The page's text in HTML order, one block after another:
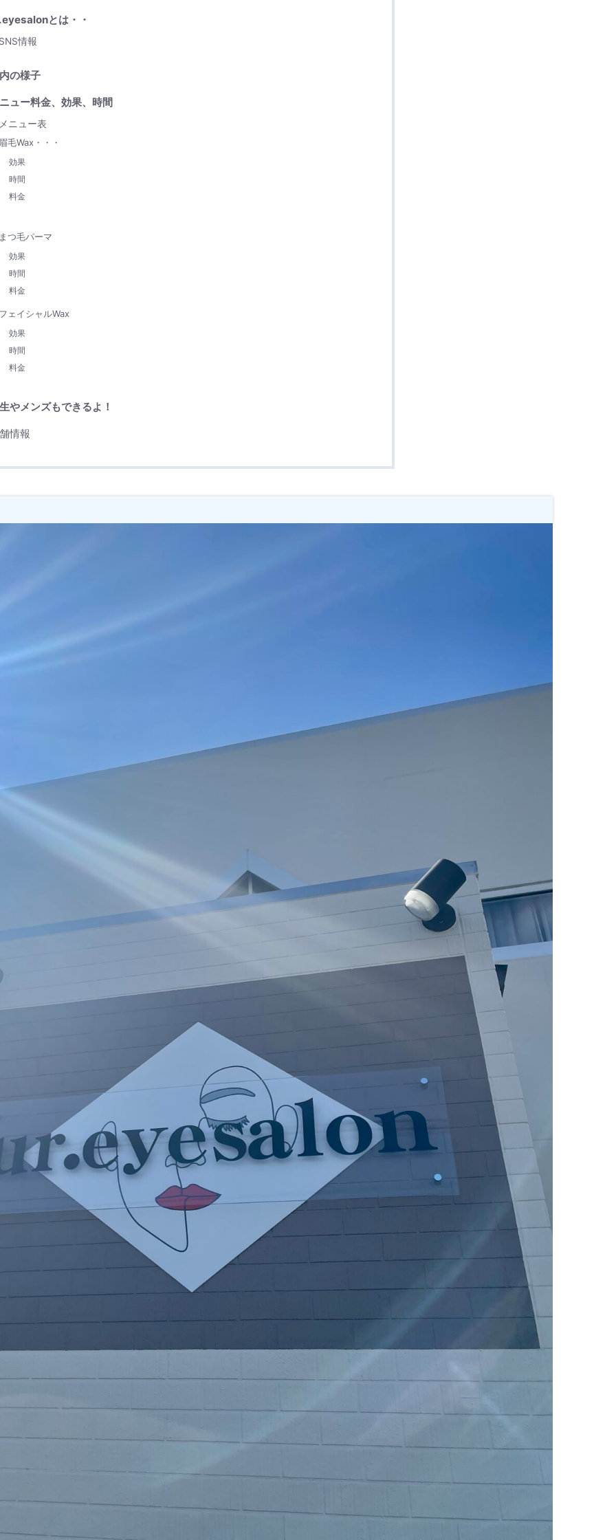
とは・・
情報
の様子
ュー料金、効果、時間
ニュー表
毛Wax・・・
効果
時間
料金
つ毛パーマ
効果
時間
料金
ェイシャルWax
効果
時間
料金
やメンズもできるよ！
情報